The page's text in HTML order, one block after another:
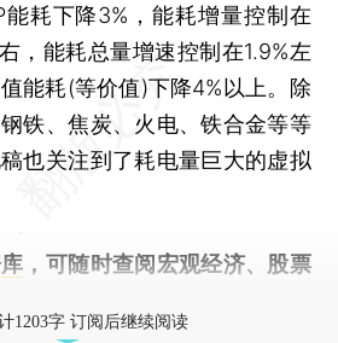
耗下降3%，能耗增量控制在
，能耗总量增速控制在1.9%左
能耗(等价值)下降4%以上。除
铁、焦炭、火电、铁合金等等
也关注到了耗电量巨大的虚拟
，可随时查阅宏观经济、股票
1203字 订阅后继续阅读